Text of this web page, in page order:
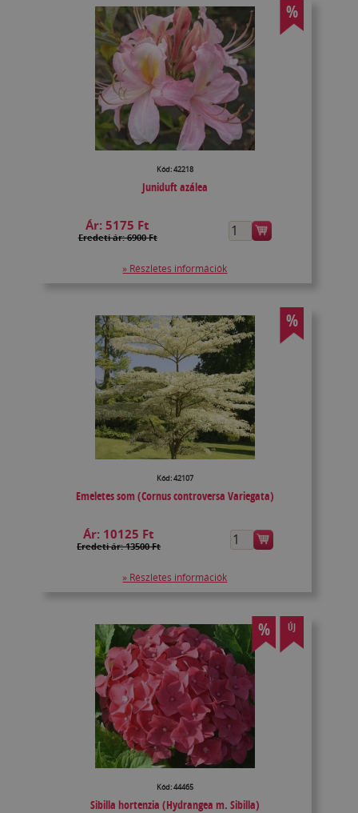
%
Kód: 42218
Juniduft azálea
Ár:5175 Ft
Eredeti ár: 6900 Ft
» Részletes információk
%
Kód: 42107
Emeletes som (Cornus controversa Variegata)
Ár: 10125 Ft
Eredeti ár: 13500 Ft
» Részletes információk
% ÚJ
Kód: 44465
Sibilla hortenzia (Hydrangea m. Sibilla)